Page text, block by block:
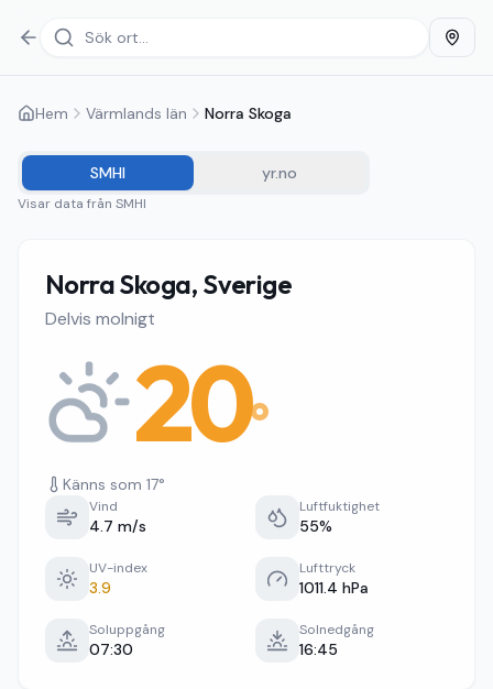
Hem Värmlands län Norra Skoga
SMHI yr.no
Visar data från SMHI
Norra Skoga, Sverige
Delvis molnigt
20°
Känns som 17°
Vind
4.7 m/s
Luftfuktighet
55%
UV-index
3.9
Lufttryck
1011.4 hPa
Soluppgång
07:30
Solnedgång
16:45